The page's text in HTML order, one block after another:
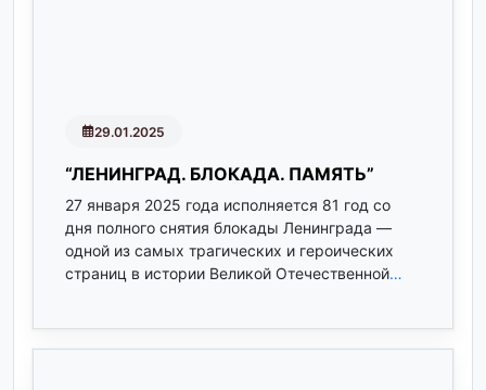
29.01.2025
“ЛЕНИНГРАД. БЛОКАДА. ПАМЯТЬ”
27 января 2025 года исполняется 81 год со
дня полного снятия блокады Ленинграда —
одной из самых трагических и героических
страниц в истории Великой Отечественной…